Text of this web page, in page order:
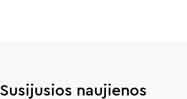
Susijusios naujienos